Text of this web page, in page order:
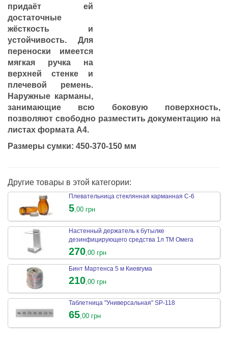
придаёт ей
достаточные
жёсткость и
устойчивость. Для
переноски имеется
мягкая ручка на
верхней стенке и
плечевой ремень.
Наружные карманы,
занимающие всю боковую поверхность,
позволяют свободно разместить документацию на
листах формата А4.
Размеры сумки: 450-370-150 мм
Другие товары в этой категории:
Плевательница стеклянная карманная С-6
5,00 грн
Настенный держатель к бутылке
дезинфицирующего средства 1л ТМ Омега
270 ,00 грн
Бинт Мартенса 5 м Киевгума
210 ,00 грн
Таблетница "Универсальная" SP-118
65,00 грн